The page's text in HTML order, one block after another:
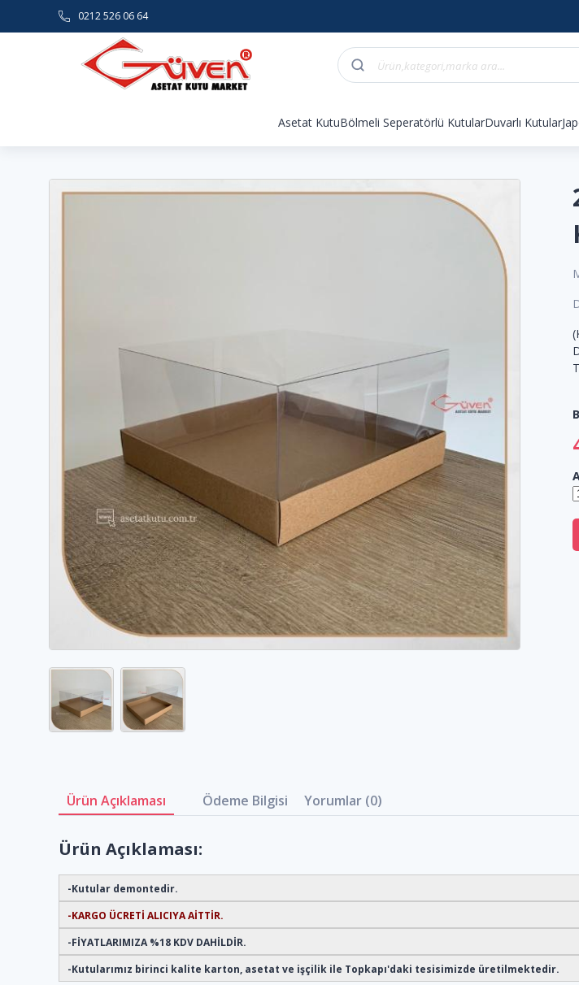
0212 526 06 64
Asetat KutuBölmeli Seperatörlü KutularDuvarlı Kutular
Ürün Açıklaması Ödeme Bilgisi Yorumlar (0)
Ürün Açıklaması:
-Kutular demontedir.
-KARGO ÜCRETİ ALICIYA AİTTİR.
-FİYATLARIMIZA %18 KDV DAHİLDİR.
-Kutularımız birinci kalite karton, asetat ve işçilik ile Topkapı'daki tesisimizde üretilmektedir.